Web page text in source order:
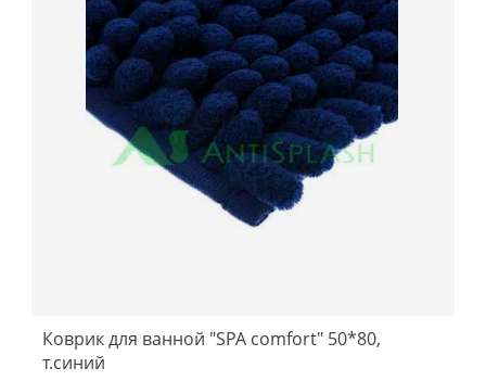
Коврик для ванной "SPA comfort" 50*80,
т.синий